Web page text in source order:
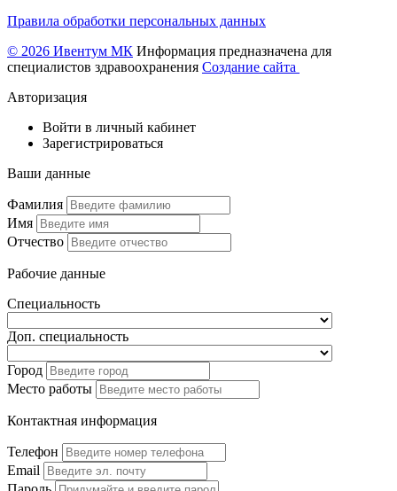
Правила обработки персональных данных
© 2026 Ивентум МК Информация предназначена для
специалистов здравоохранения Создание сайта
Авторизация
Войти в личный кабинет
Зарегистрироваться
Ваши данные
Фамилия
Имя
Отчество
Рабочие данные
Специальность
Доп. специальность
Город
Место работы
Контактная информация
Телефон
Email